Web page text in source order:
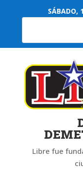
SÁBADO,
Libre fue